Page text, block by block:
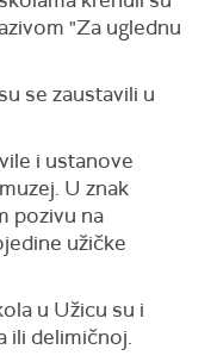
"Za uglednu
se zaustavili u
i ustanove
U znak
pozivu na
užičke
u Užicu su i
ili delimičnoj.